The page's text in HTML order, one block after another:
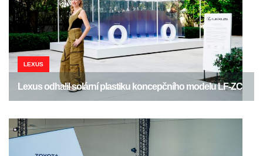
LEXUS
Lexus odhalil solární plastiku koncepčního modelu LF-ZC